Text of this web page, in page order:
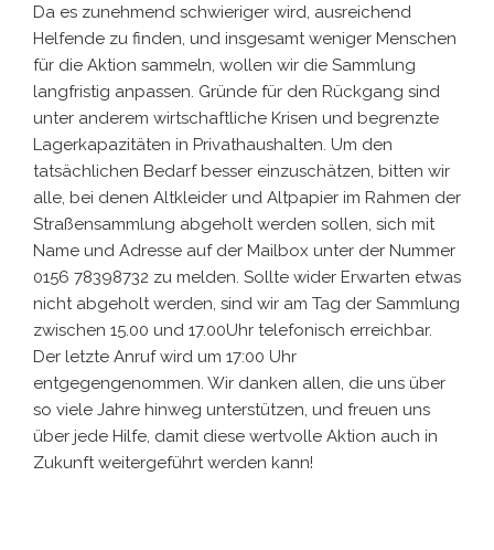
Da es zunehmend schwieriger wird, ausreichend
Helfende zu finden, und insgesamt weniger Menschen
für die Aktion sammeln, wollen wir die Sammlung
langfristig anpassen. Gründe für den Rückgang sind
unter anderem wirtschaftliche Krisen und begrenzte
Lagerkapazitäten in Privathaushalten. Um den
tatsächlichen Bedarf besser einzuschätzen, bitten wir
alle, bei denen Altkleider und Altpapier im Rahmen der
Straßensammlung abgeholt werden sollen, sich mit
Name und Adresse auf der Mailbox unter der Nummer
0156 78398732 zu melden. Sollte wider Erwarten etwas
nicht abgeholt werden, sind wir am Tag der Sammlung
zwischen 15.00 und 17.00Uhr telefonisch erreichbar.
Der letzte Anruf wird um 17:00 Uhr
entgegengenommen. Wir danken allen, die uns über
so viele Jahre hinweg unterstützen, und freuen uns
über jede Hilfe, damit diese wertvolle Aktion auch in
Zukunft weitergeführt werden kann!